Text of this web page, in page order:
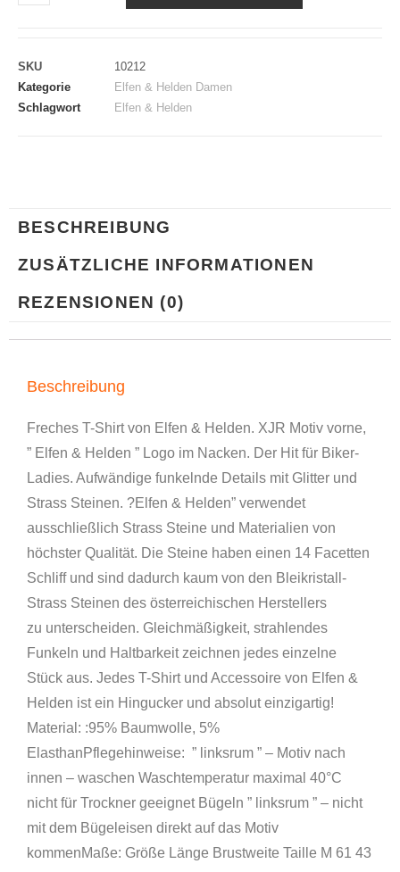
SKU
10212
Kategorie
Elfen & Helden Damen
Schlagwort
Elfen & Helden
BESCHREIBUNG
ZUSÄTZLICHE INFORMATIONEN
REZENSIONEN (0)
Beschreibung
Freches T-Shirt von Elfen & Helden. XJR Motiv vorne,
” Elfen & Helden ” Logo im Nacken. Der Hit für Biker-
Ladies. Aufwändige funkelnde Details mit Glitter und
Strass Steinen. ?Elfen & Helden” verwendet
ausschließlich Strass Steine und Materialien von
höchster Qualität. Die Steine haben einen 14 Facetten
Schliff und sind dadurch kaum von den Bleikristall-
Strass Steinen des österreichischen Herstellers
zu unterscheiden. Gleichmäßigkeit, strahlendes
Funkeln und Haltbarkeit zeichnen jedes einzelne
Stück aus. Jedes T-Shirt und Accessoire von Elfen &
Helden ist ein Hingucker und absolut einzigartig!
Material: :95% Baumwolle, 5%
ElasthanPflegehinweise: ” linksrum ” – Motiv nach
innen – waschen Waschtemperatur maximal 40°C
nicht für Trockner geeignet Bügeln ” linksrum ” – nicht
mit dem Bügeleisen direkt auf das Motiv
kommenMaße: Größe Länge Brustweite Taille M 61 43